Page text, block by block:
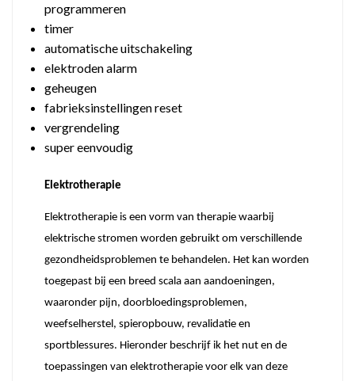
programmeren
timer
automatische uitschakeling
elektroden alarm
geheugen
fabrieksinstellingen reset
vergrendeling
super eenvoudig
Elektrotherapie
Elektrotherapie is een vorm van therapie waarbij
elektrische stromen worden gebruikt om verschillende
gezondheidsproblemen te behandelen. Het kan worden
toegepast bij een breed scala aan aandoeningen,
waaronder pijn, doorbloedingsproblemen,
weefselherstel, spieropbouw, revalidatie en
sportblessures. Hieronder beschrijf ik het nut en de
toepassingen van elektrotherapie voor elk van deze